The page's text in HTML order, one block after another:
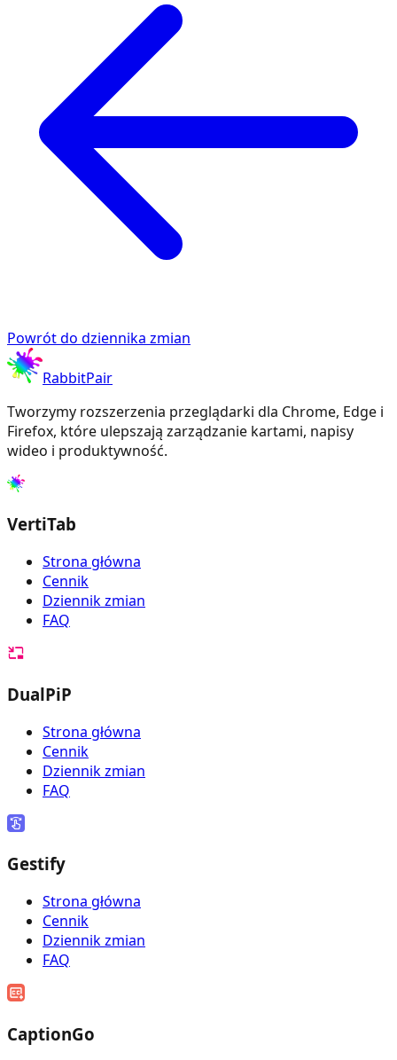
Powrót do dziennika zmian
RabbitPair
Tworzymy rozszerzenia przeglądarki dla Chrome, Edge i
Firefox, które ulepszają zarządzanie kartami, napisy
wideo i produktywność.
VertiTab
Strona główna
Cennik
Dziennik zmian
FAQ
DualPiP
Strona główna
Cennik
Dziennik zmian
FAQ
Gestify
Strona główna
Cennik
Dziennik zmian
FAQ
CaptionGo